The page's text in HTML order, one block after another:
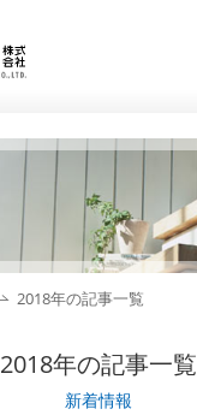
2018年の記事一覧
2018年の記事一覧
新着情報